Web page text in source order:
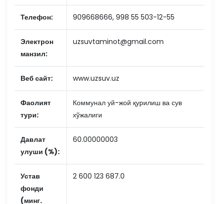
Телефон: 909668666, 998 55 503-12-55
Электрон
манзил:
uzsuvtaminot@gmail.com
Веб сайт: www.uzsuv.uz
Фаолият
тури:
Коммунал уй-жой қурилиш ва сув
хўжалиги
Давлат
улуши (%):
60.00000003
Устав
фонди
(минг.
2 600 123 687.0